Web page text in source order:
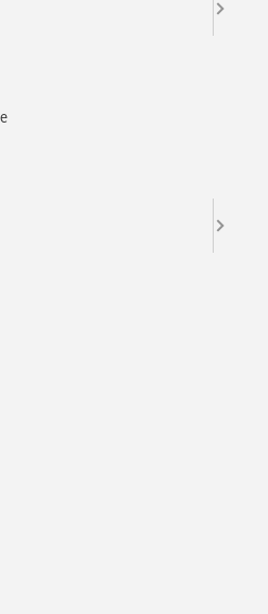
zum „SHK-
Installation“ nichts an
Bundesweit war es der 1500.
2007 in Emden geschult wurde.
dieses Angebot zur
durch die
SHK-Fachbetriebe im
und den
der Technik. Dem „Fachkundigen für
Installation“ wird nach
per Zertifikat bestätigt, besonders
Sicherheit und
tätig werden zu
erstreckt sich auf Planungen,
Dieses Plus an
größer werdenden
sich verstärkt bei
Stellen und nicht zuletzt beim
Grundlagenkenntnisse und die
Regeln zur Thematik gehören